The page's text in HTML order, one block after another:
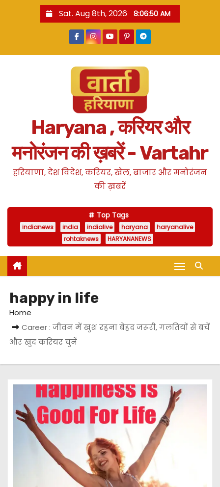
Sat. Aug 8th, 2026 8:06:51 AM
Haryana , करियर और
मनोरंजन की ख़बरें - Vartahr
हरियाणा, देश विदेश, करियर, खेल, बाजार और मनोरंजन
की ख़बरें
Top Tags
indianews india indialive haryana
haryanalive
rohtaknews
HARYANANEWS
happy in life
Home
Career : जीवन में खुश रहना बेहद जरूरी, गलतियों से बचें
और खुद करियर चुनें